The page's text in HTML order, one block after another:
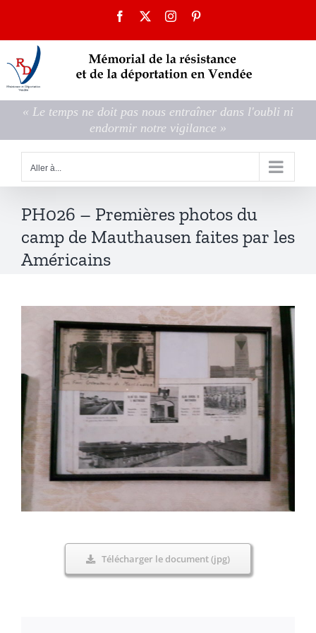
contenu
Facebook Instagram
« Le temps ne doit pas nous entraîner dans l'oubli ni
endormir notre vigilance »
Aller à...
PH026 – Premières photos du
camp de Mauthausen faites par les
Américains
Télécharger le document (jpg)